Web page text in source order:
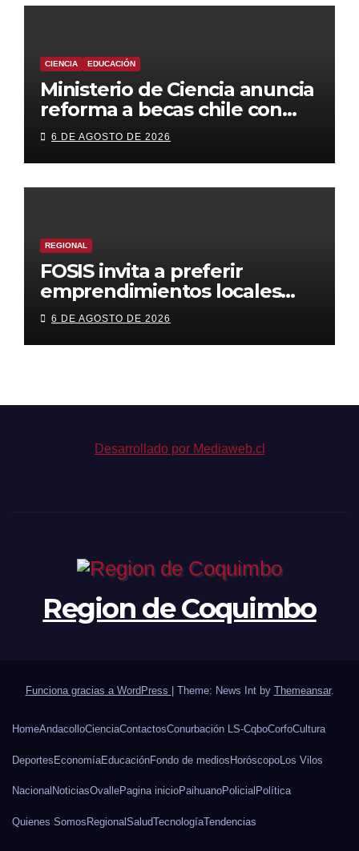
CIENCIA EDUCACIÓN
Ministerio de Ciencia anuncia
reforma a becas chile con
foco en áreas estratégicas y
descentralización
6 DE AGOSTO DE 2026
REGIONAL
FOSIS invita a preferir
emprendimientos locales
para regalar en el Día de la
Niñez
6 DE AGOSTO DE 2026
Desarrollado por Mediaweb.cl
Region de Coquimbo
Funciona gracias a WordPress | Theme: News Int by Themeansar.
HomeAndacolloCienciaContactosConurbación LS-CqboCorfoCultura
DeportesEconomíaEducaciónFondo de mediosHoróscopoLos Vilos
Nacional NoticiasOvallePagina inicioPaihuanoPolicial Política
Quienes Somos RegionalSaludTecnologíaTendencias